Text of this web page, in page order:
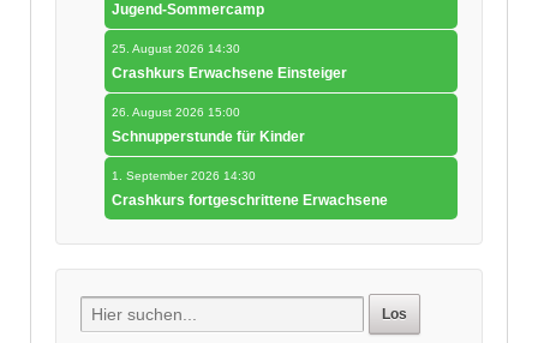
Jugend-Sommercamp
25. August 2026 14:30
Crashkurs Erwachsene Einsteiger
26. August 2026 15:00
Schnupperstunde für Kinder
1. September 2026 14:30
Crashkurs fortgeschrittene Erwachsene